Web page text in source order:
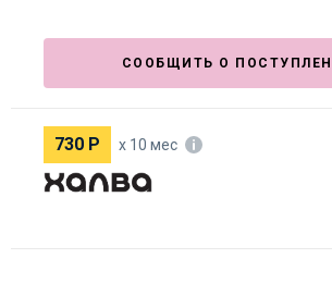
СООБЩИТЬ О
730 Р х 10 мес